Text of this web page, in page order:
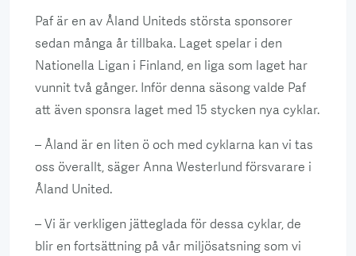
Paf är en av Åland Uniteds största sponsorer
sedan många år tillbaka. Laget spelar i den
Nationella Ligan i Finland, en liga som laget har
vunnit två gånger. Inför denna säsong valde Paf
att även sponsra laget med 15 stycken nya cyklar.
– Åland är en liten ö och med cyklarna kan vi tas
oss överallt, säger Anna Westerlund försvarare i
Åland United.
– Vi är verkligen jätteglada för dessa cyklar, de
blir en fortsättning på vår miljösatsning som vi